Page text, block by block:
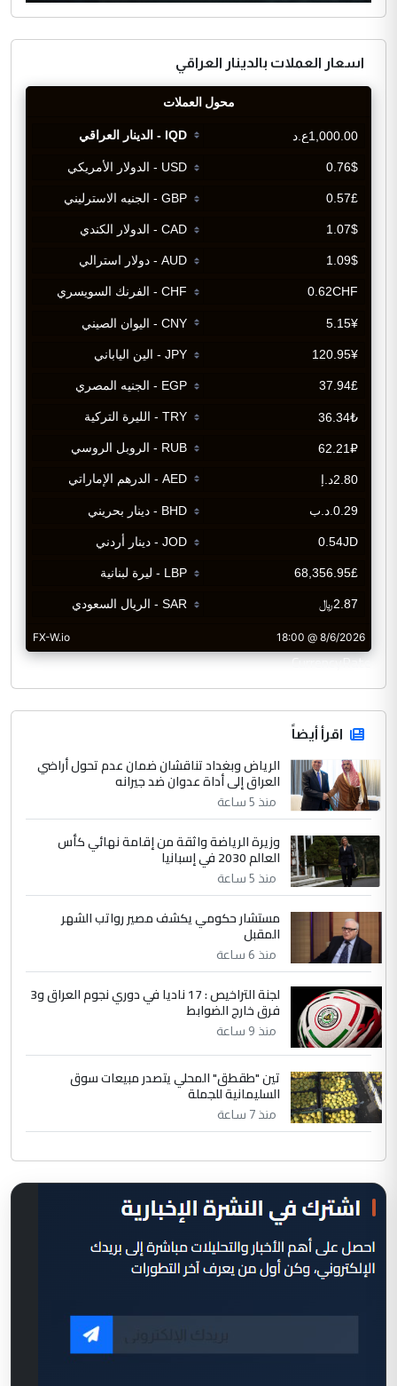
اسعار العملات بالدينار العراقي
CurrencyRate
اقرأ أيضاً
الرياض وبغداد تناقشان ضمان عدم تحول أراضي
العراق إلى أداة عدوان ضد جيرانه
منذ 5 ساعة
وزيرة الرياضة واثقة من إقامة نهائي كأس
العالم 2030 في إسبانيا
منذ 5 ساعة
مستشار حكومي يكشف مصير رواتب الشهر
المقبل
منذ 6 ساعة
لجنة التراخيص : 17 ناديا في دوري نجوم العراق و3
فرق خارج الضوابط
منذ 9 ساعة
تين "طقطق" المحلي يتصدر مبيعات سوق
السليمانية للجملة
منذ 7 ساعة